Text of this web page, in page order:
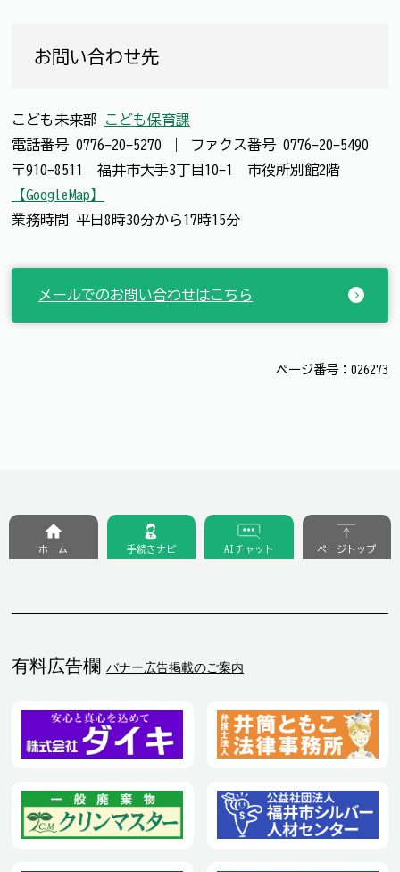
お問い合わせ先
こども未来部
こども保育課
電話番号 0776-20-5270 ファクス番号 0776-20-5490
〒910-8511 福井市大手3丁目10-1 市役所別館2階
【GoogleMap】
業務時間 平日8時30分から17時15分
メールでのお問い合わせはこちら
ページ番号：026273
有料広告欄 バナー広告掲載のご案内
ホーム 手続きナビ AIチャット ページトップ